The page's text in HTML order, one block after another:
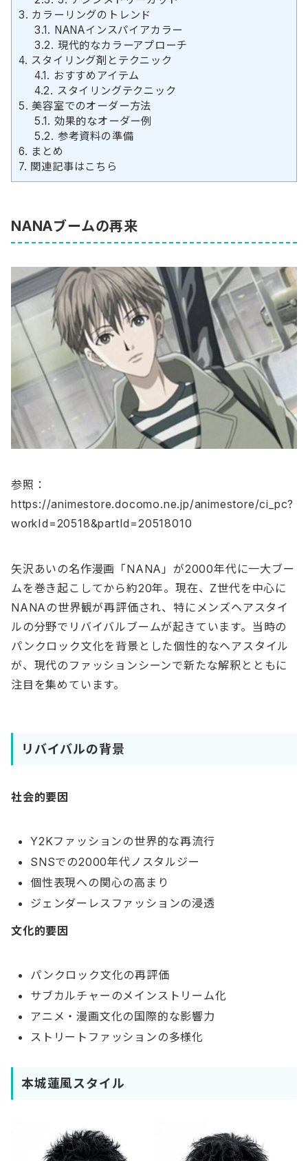
3. カラーリングのトレンド
3.1. NANAインスパイアカラー
3.2. 現代的なカラーアプローチ
4. スタイリング剤とテクニック
4.1. おすすめアイテム
4.2. スタイリングテクニック
5. 美容室でのオーダー方法
5.1. 効果的なオーダー例
5.2. 参考資料の準備
6. まとめ
7. 関連記事はこちら
NANAブームの再来
参照：
https://animestore.docomo.ne.jp/animestore/ci_pc?
workId=20518&partId=20518010
矢沢あいの名作漫画「NANA」が2000年代に一大ブー
ムを巻き起こしてから約20年。現在、Z世代を中心に
NANAの世界観が再評価され、特にメンズヘアスタイ
ルの分野でリバイバルブームが起きています。当時の
パンクロック文化を背景とした個性的なヘアスタイル
が、現代のファッションシーンで新たな解釈とともに
注目を集めています。
リバイバルの背景
社会的要因
Y2Kファッションの世界的な再流行
SNSでの2000年代ノスタルジー
個性表現への関心の高まり
ジェンダーレスファッションの浸透
文化的要因
パンクロック文化の再評価
サブカルチャーのメインストリーム化
アニメ・漫画文化の国際的な影響力
ストリートファッションの多様化
本城蓮風スタイル